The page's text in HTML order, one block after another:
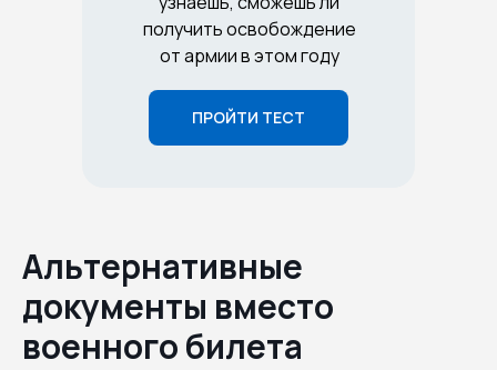
ПРОЙТИ ТЕСТ
получить освобождение
от армии в этом году
Альтернативные
документы вместо
военного билета